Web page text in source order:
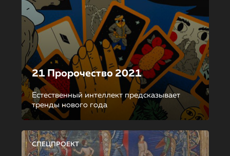
21 Пророчество 2021
Естественный интеллект предсказывает
тренды нового года
СПЕЦПРОЕКТ